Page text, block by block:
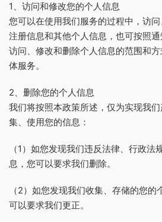
1、访问和修改您的个人信息
您可以在使用我们服务的过程中，访
注册信息和其他个人信息，也可按照
访问、修改和删除个人信息的范围和
体服务。
2、删除您的个人信息
我们将按照本政策所述，仅为实现我
集、使用您的信息：
（1）如您发现我们违反法律、行政法
息，您可以要求我们删除。
（2）如您发现我们收集、存储的您
可以要求我们更正。